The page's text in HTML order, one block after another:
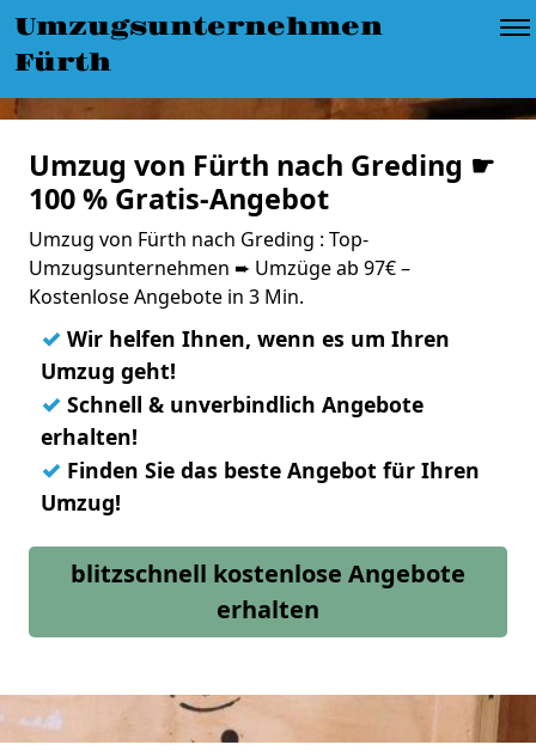
Umzugsunternehmen
Fürth
Umzug von Fürth nach Greding ☛
100 % Gratis-Angebot
Umzug von Fürth nach Greding : Top-
Umzugsunternehmen ➨ Umzüge ab 97€ –
Kostenlose Angebote in 3 Min.
✓ Wir helfen Ihnen, wenn es um Ihren
Umzug geht!
✓ Schnell & unverbindlich Angebote
erhalten!
✓ Finden Sie das beste Angebot für Ihren
Umzug!
blitzschnell kostenlose Angebote
erhalten